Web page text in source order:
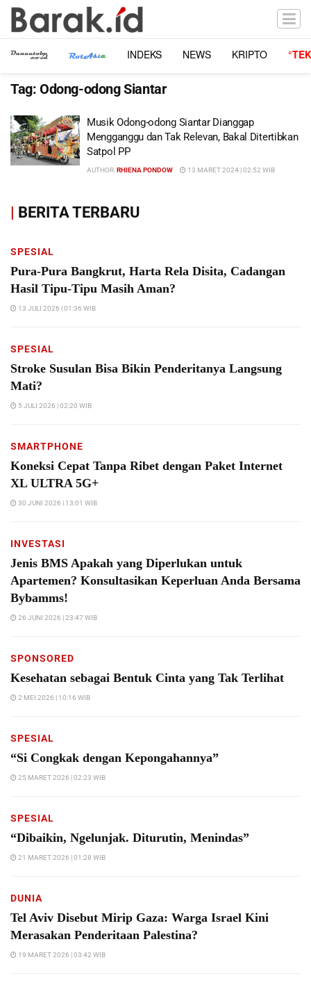
INDEKS NEWS KRIPTO
Tag: Odong-odong Siantar
Musik Odong-odong Siantar Dianggap
Mengganggu dan Tak Relevan, Bakal Ditertibkan
Satpol PP
AUTHOR:RHIENA PONDOW 13 MARET 2024 | 02:52 WIB
| BERITA TERBARU
SPESIAL
Pura-Pura Bangkrut, Harta Rela Disita, Cadangan
Hasil Tipu-Tipu Masih Aman?
13 JULI 2026 | 01:36 WIB
SPESIAL
Stroke Susulan Bisa Bikin Penderitanya Langsung
Mati?
5 JULI 2026 | 02:20 WIB
SMARTPHONE
Koneksi Cepat Tanpa Ribet dengan Paket Internet
XL ULTRA 5G+
30 JUNI 2026 | 13:01 WIB
INVESTASI
Jenis BMS Apakah yang Diperlukan untuk
Apartemen? Konsultasikan Keperluan Anda Bersama
Bybamms!
26 JUNI 2026 | 23:47 WIB
SPONSORED
Kesehatan sebagai Bentuk Cinta yang Tak Terlihat
2 MEI 2026 | 10:16 WIB
SPESIAL
“Si Congkak dengan Kepongahannya”
25 MARET 2026 | 02:23 WIB
SPESIAL
“Dibaikin, Ngelunjak. Diturutin, Menindas”
21 MARET 2026 | 01:28 WIB
DUNIA
Tel Aviv Disebut Mirip Gaza: Warga Israel Kini
Merasakan Penderitaan Palestina?
19 MARET 2026 | 03:42 WIB